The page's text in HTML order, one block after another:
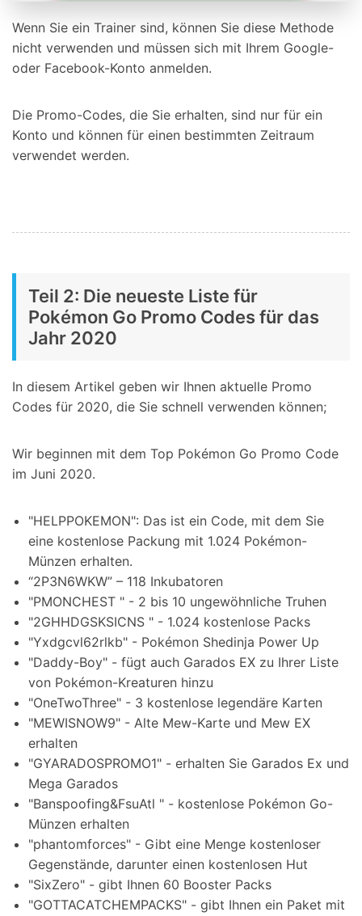
Wenn Sie ein Trainer sind, können Sie diese Methode
nicht verwenden und müssen sich mit Ihrem Google-
oder Facebook-Konto anmelden.
Die Promo-Codes, die Sie erhalten, sind nur für ein
Konto und können für einen bestimmten Zeitraum
verwendet werden.
Teil 2: Die neueste Liste für
Pokémon Go Promo Codes für das
Jahr 2020
In diesem Artikel geben wir Ihnen aktuelle Promo
Codes für 2020, die Sie schnell verwenden können;
Wir beginnen mit dem Top Pokémon Go Promo Code
im Juni 2020.
"HELPPOKEMON": Das ist ein Code, mit dem Sie
eine kostenlose Packung mit 1.024 Pokémon-
Münzen erhalten.
“2P3N6WKW” – 118 Inkubatoren
"PMONCHEST " - 2 bis 10 ungewöhnliche Truhen
"2GHHDGSKSICNS " - 1.024 kostenlose Packs
"Yxdgcvl62rlkb" - Pokémon Shedinja Power Up
"Daddy-Boy" - fügt auch Garados EX zu Ihrer Liste
von Pokémon-Kreaturen hinzu
"OneTwoThree" - 3 kostenlose legendäre Karten
"MEWISNOW9" - Alte Mew-Karte und Mew EX
erhalten
"GYARADOSPROMO1" - erhalten Sie Garados Ex und
Mega Garados
"Banspoofing&FsuAtl " - kostenlose Pokémon Go-
Münzen erhalten
"phantomforces" - Gibt eine Menge kostenloser
Gegenstände, darunter einen kostenlosen Hut
"SixZero" - gibt Ihnen 60 Booster Packs
"GOTTACATCHEMPACKS" - gibt Ihnen ein Paket mit